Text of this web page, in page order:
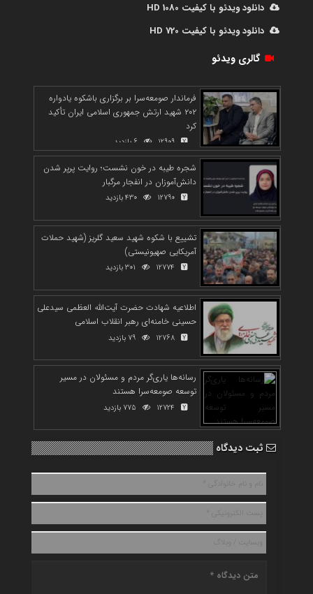
دانلود ویدئو با کیفیت 1080 HD
دانلود ویدئو با کیفیت 720 HD
گالری ویدئو
فرماندار صومعه‌سرا بر برگزاری باشکوه یادواره
۲۰۲ شهید ارتش جمهوری اسلامی ایران تأکید
کرد
12909
شجره طیبه در خون نشست؛ روایت پرپر شدن
دانش‌آموزان در انفجار مرگبار
12790 430 بازدید
تشییع با شکوه شهید سعید گلریز (شهید حملات
آمریکایی صهیونیستی)
اطلاعیه شهادت حضرت آیت‌الله العظمی سیدعلی
حسینی خامنه‌ای رهبر انقلاب اسلامی
12768 79 بازدید
رسانه‌ها یاری‌گر مردم و مسئولان در مسیر
توسعه صومعه‌سرا هستند
ثبت دیدگاه